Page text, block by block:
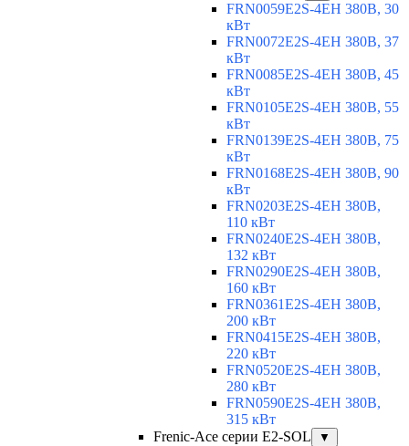
FRN0059E2S-4EH 380В, 30
кВт
FRN0072E2S-4EH 380В, 37
кВт
FRN0085E2S-4EH 380В, 45
кВт
FRN0105E2S-4EH 380В, 55
кВт
FRN0139E2S-4EH 380В, 75
кВт
FRN0168E2S-4EH 380В, 90
кВт
FRN0203E2S-4EH 380В,
110 кВт
FRN0240E2S-4EH 380В,
132 кВт
FRN0290E2S-4EH 380В,
160 кВт
FRN0361E2S-4EH 380В,
200 кВт
FRN0415E2S-4EH 380В,
220 кВт
FRN0520E2S-4EH 380В,
280 кВт
FRN0590E2S-4EH 380В,
315 кВт
Frenic-Ace серии E2-SOL
▼